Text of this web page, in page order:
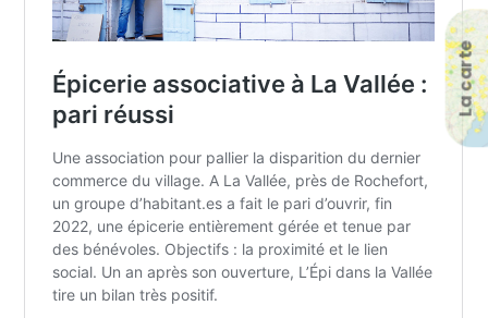
La carte